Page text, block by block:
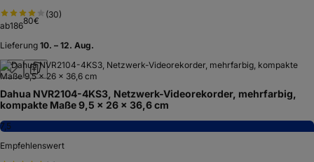
(30)
ab18680€
Lieferung 10. – 12. Aug.
Dahua NVR2104-4KS3, Netzwerk-Videorekorder, mehrfarbig,
kompakte Maße 9,5 x 26 x 36,6 cm
7,5
Empfehlenswert